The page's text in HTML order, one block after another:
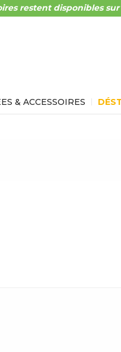
restent disponibles sur
& ACCESSOIRES